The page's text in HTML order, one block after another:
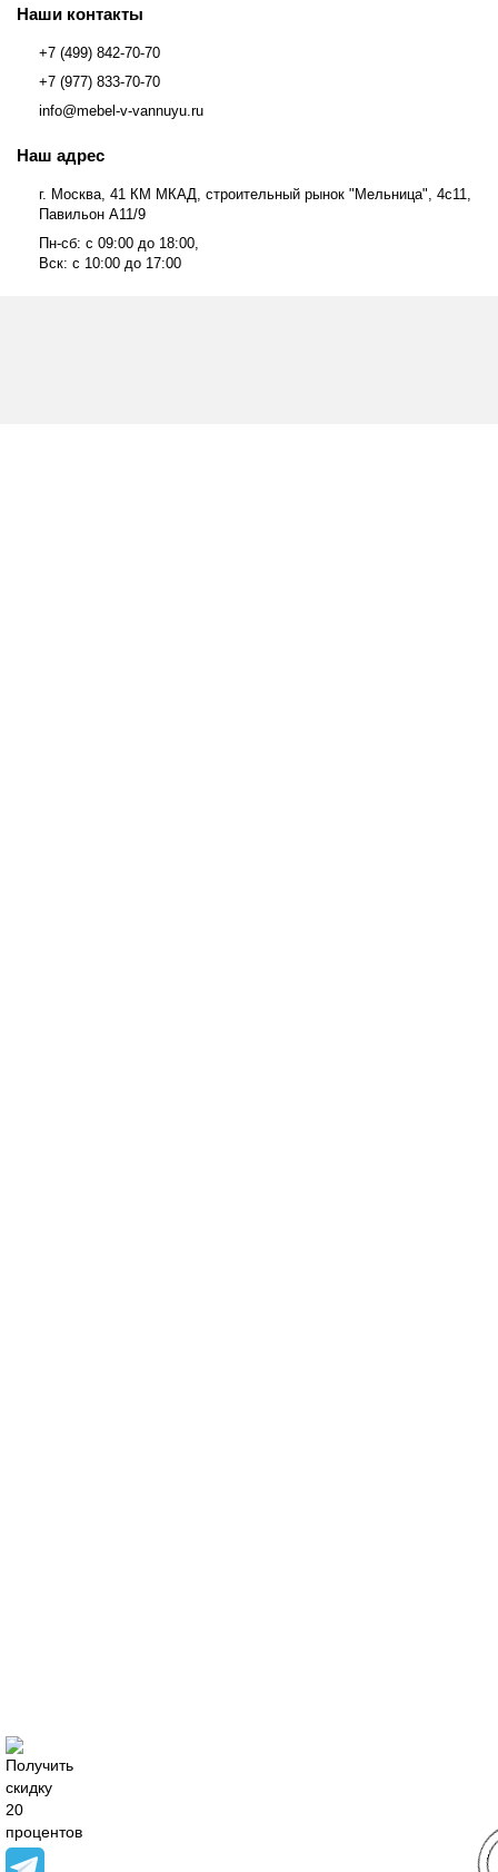
Наши контакты
+7 (499) 842-70-70
+7 (977) 833-70-70
info@mebel-v-vannuyu.ru
Наш адрес
г. Москва, 41 КМ МКАД, строительный рынок "Мельница", 4с11,
Павильон А11/9
Пн-сб: с 09:00 до 18:00,
Вск: с 10:00 до 17:00